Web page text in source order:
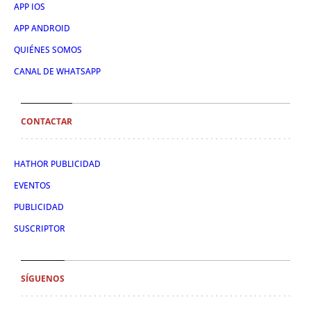
APP IOS
APP ANDROID
QUIÉNES SOMOS
CANAL DE WHATSAPP
CONTACTAR
HATHOR PUBLICIDAD
EVENTOS
PUBLICIDAD
SUSCRIPTOR
SÍGUENOS